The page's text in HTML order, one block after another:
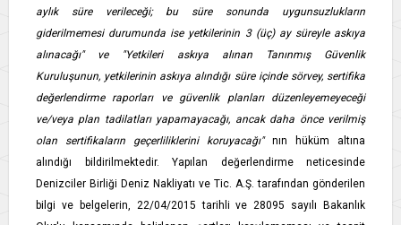
aylık süre verileceği; bu süre sonunda uygunsuzlukların
giderilmemesi durumunda ise yetkilerinin 3 (üç) ay süreyle askıya
alınacağı" ve "Yetkileri askıya alınan Tanınmış Güvenlik
Kuruluşunun, yetkilerinin askıya alındığı süre içinde sörvey, sertifika
değerlendirme raporları ve güvenlik planları düzenleyemeyeceği
ve/veya plan tadilatları yapamayacağı, ancak daha önce verilmiş
olan sertifikaların geçerliliklerini koruyacağı"nın hüküm altına
alındığı bildirilmektedir. Yapılan değerlendirme neticesinde
Denizciler Birliği Deniz Nakliyatı ve Tic. A.Ş. tarafından gönderilen
bilgi ve belgelerin, 22/04/2015 tarihli ve 28095 sayılı Bakanlık